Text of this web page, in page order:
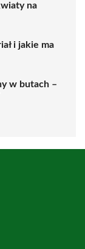
na
i jakie ma
w butach –